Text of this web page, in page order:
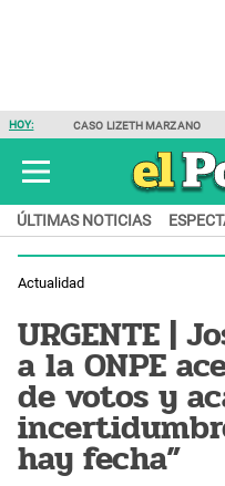
HOY: CASO LIZETH MARZANO
ÚLTIMAS NOTICIAS
Actualidad
URGENTE |
a la ONPE
de votos y
hay fecha”